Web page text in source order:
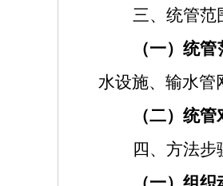
三、统管范
（一）统管
水设施、输水管
（二）统管
四、方法步